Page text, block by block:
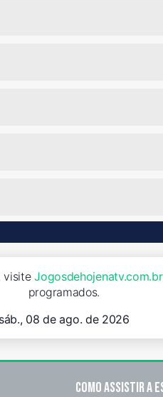
visiteJogosdehojenatv.com.br
programados.
sáb., 08 de ago. de 2026
Como assistir a